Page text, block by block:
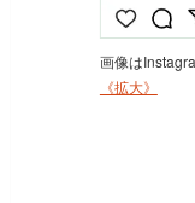
画像は
《拡大》